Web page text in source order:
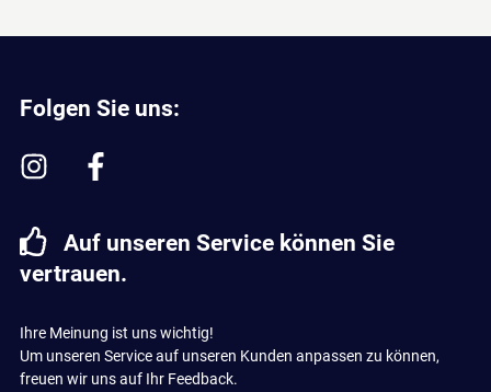
Folgen Sie uns:
Auf unseren Service können Sie
vertrauen.
Ihre Meinung ist uns wichtig!
Um unseren Service auf unseren Kunden anpassen zu können,
freuen wir uns auf Ihr Feedback.